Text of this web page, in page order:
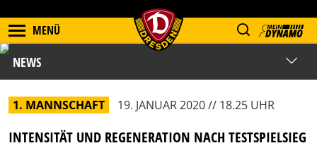
MENÜ
NEWS
1. MANNSCHAFT 19. JANUAR 2020 // 18.25 UHR
INTENSITÄT UND REGENERATION NACH TESTSPIELSIEG